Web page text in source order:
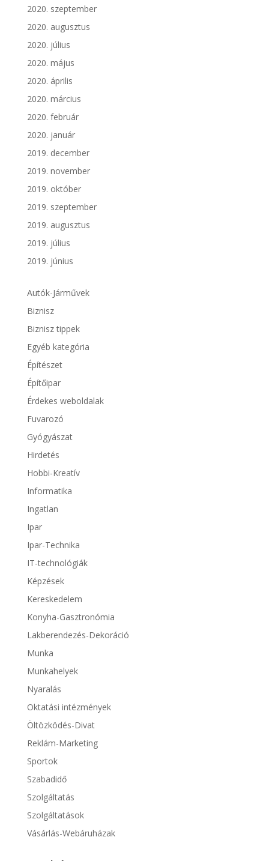
2020. szeptember
2020. augusztus
2020. július
2020. május
2020. április
2020. március
2020. február
2020. január
2019. december
2019. november
2019. október
2019. szeptember
2019. augusztus
2019. július
2019. június
Autók-Járművek
Biznisz
Biznisz tippek
Egyéb kategória
Építészet
Építőipar
Érdekes weboldalak
Fuvarozó
Gyógyászat
Hirdetés
Hobbi-Kreatív
Informatika
Ingatlan
Ipar
Ipar-Technika
IT-technológiák
Képzések
Kereskedelem
Konyha-Gasztronómia
Lakberendezés-Dekoráció
Munka
Munkahelyek
Nyaralás
Oktatási intézmények
Öltözködés-Divat
Reklám-Marketing
Sportok
Szabadidő
Szolgáltatás
Szolgáltatások
Vásárlás-Webáruházak